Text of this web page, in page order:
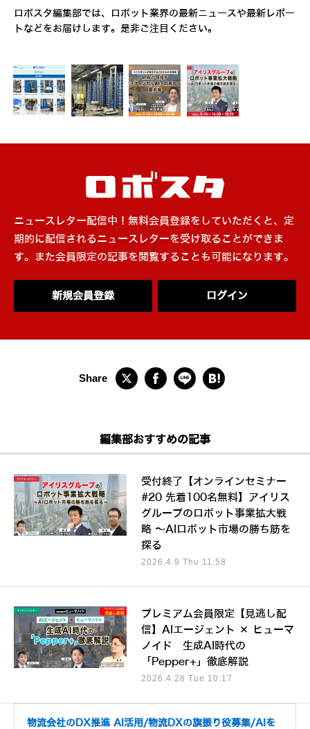
ロボスタ編集部では、ロボット業界の最新ニュースや最新レポー
トなどをお届けします。是非ご注目ください。
ニュースレター配信中！無料会員登録をしていただくと、定
期的に配信されるニュースレターを受け取ることができま
す。また会員限定の記事を閲覧することも可能になります。
新規会員登録 ログイン
編集部おすすめの記事
受付終了【オンラインセミナー
#20 先着100名無料】アイリス
グループのロボット事業拡大戦
略 ～AIロボット市場の勝ち筋を
探る
2026.4.9 Thu 11:58
プレミアム会員限定【見逃し配
信】AIエージェント × ヒューマ
ノイド 生成AI時代の
「Pepper+」徹底解説
2026.4.28 Tue 10:17
物流会社のDX推進 AI活用/物流DXの旗振り役募集/AIを